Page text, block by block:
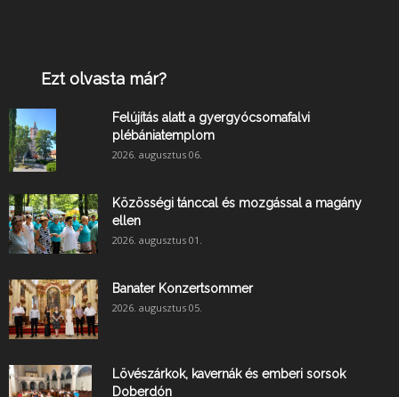
Ezt olvasta már?
Felújítás alatt a gyergyócsomafalvi
plébániatemplom
2026. augusztus 06.
Közösségi tánccal és mozgással a magány
ellen
2026. augusztus 01.
Banater Konzertsommer
2026. augusztus 05.
Lövészárkok, kavernák és emberi sorsok
Doberdón